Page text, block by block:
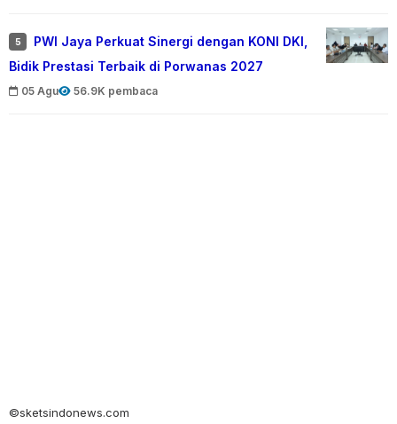
5
PWI Jaya Perkuat Sinergi dengan KONI DKI,
Bidik Prestasi Terbaik di Porwanas 2027
05 Agu 56.9K pembaca
©sketsindonews.com